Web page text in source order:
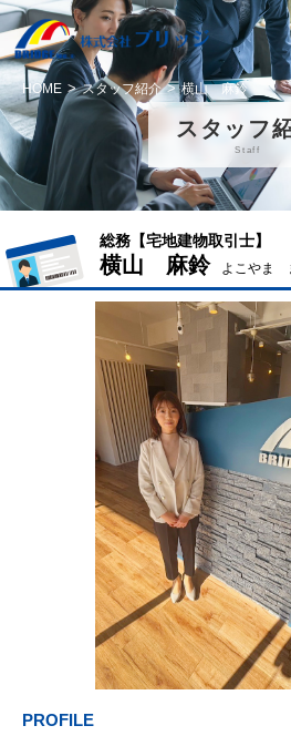
HOME スタッフ紹介 横山 麻鈴
スタッフ
Staff
総務【宅地建物取引士】
横山 麻鈴 よこやま
PROFILE